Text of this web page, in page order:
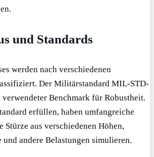
und Standards
werden nach verschiedenen
Der Militärstandard MIL-STD-
Benchmark für Robustheit.
erfüllen, haben umfangreiche
Stürze aus verschiedenen Höhen,
und andere Belastungen simulieren.